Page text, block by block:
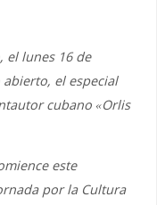
el lunes 16 de
abierto, el especial
cubano «Orlis
este
por la Cultura